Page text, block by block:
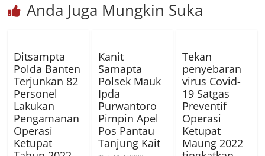
Anda Juga Mungkin Suka
Ditsampta
Polda Banten
Terjunkan 82
Personel
Lakukan
Pengamanan
Operasi
Ketupat
Kanit
Samapta
Polsek Mauk
Ipda
Purwantoro
Pimpin Apel
Pos Pantau
Tanjung Kait
Tekan
penyebaran
virus Covid-
19 Satgas
Preventif
Operasi
Ketupat
Maung 2022